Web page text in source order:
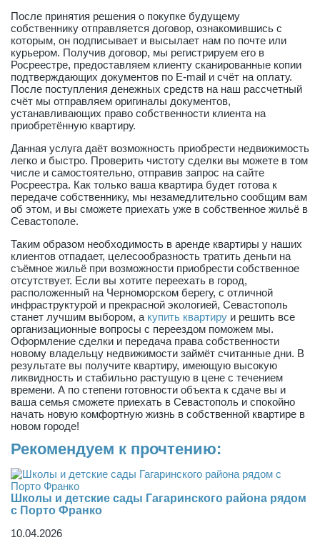
После принятия решения о покупке будущему
собственнику отправляется договор, ознакомившись с
которым, он подписывает и высылает нам по почте или
курьером. Получив договор, мы регистрируем его в
Росреестре, предоставляем клиенту сканированные копии
подтверждающих документов по E-mail и счёт на оплату.
После поступления денежных средств на наш рассчетный
счёт мы отправляем оригиналы документов,
устанавливающих право собственности клиента на
приобретённую квартиру.
Данная услуга даёт возможность приобрести недвижимость
легко и быстро. Проверить чистоту сделки вы можете в том
числе и самостоятельно, отправив запрос на сайте
Росреестра. Как только ваша квартира будет готова к
передаче собственнику, мы незамедлительно сообщим вам
об этом, и вы сможете приехать уже в собственное жильё в
Севастополе.
Таким образом необходимость в аренде квартиры у наших
клиентов отпадает, целесообразность тратить деньги на
съёмное жильё при возможности приобрести собственное
отсутствует. Если вы хотите переехать в город,
расположенный на Черноморском берегу, с отличной
инфраструктурой и прекрасной экологией, Севастополь
станет лучшим выбором, а купить квартиру и решить все
организационные вопросы с переездом поможем мы.
Оформление сделки и передача права собственности
новому владельцу недвижимости займёт считанные дни. В
результате вы получите квартиру, имеющую высокую
ликвидность и стабильно растущую в цене с течением
времени. А по степени готовности объекта к сдаче вы и
ваша семья сможете приехать в Севастополь и спокойно
начать новую комфортную жизнь в собственной квартире в
новом городе!
Рекомендуем к прочтению:
Школы и детские сады Гагаринского района рядом
с Порто Франко
10.04.2026